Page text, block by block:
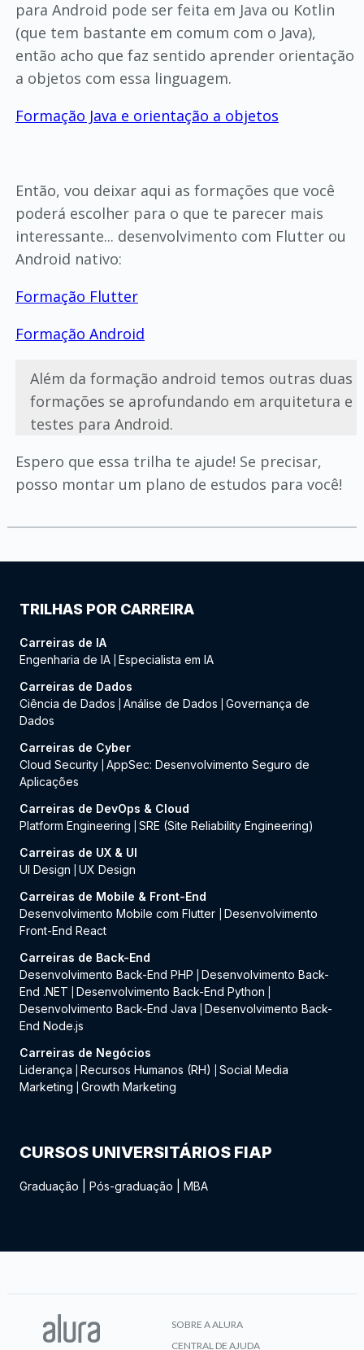
para Android pode ser feita em Java ou Kotlin
(que tem bastante em comum com o Java),
então acho que faz sentido aprender orientação
a objetos com essa linguagem.
Formação Java e orientação a objetos
Então, vou deixar aqui as formações que você
poderá escolher para o que te parecer mais
interessante... desenvolvimento com Flutter ou
Android nativo:
Formação Flutter
Formação Android
Além da formação android temos outras duas
formações se aprofundando em arquitetura e
testes para Android.
Espero que essa trilha te ajude! Se precisar,
posso montar um plano de estudos para você!
TRILHAS POR CARREIRA
Carreiras de IA
Engenharia de IA Especialista em IA
Carreiras de Dados
Ciência de Dados
Análise de Dados
Governança de
Dados
Carreiras de Cyber
Cloud Security AppSec: Desenvolvimento Seguro de
Aplicações
Carreiras de DevOps & Cloud
Platform Engineering
SRE (Site Reliability Engineering)
Carreiras de UX & UI
UI Design
UX Design
Carreiras de Mobile & Front-End
Desenvolvimento Mobile com Flutter
Desenvolvimento
Front-End React
Carreiras de Back-End
Desenvolvimento Back-End PHP
Desenvolvimento Back-
End .NET
Desenvolvimento Back-End Python
Desenvolvimento Back-End Java
Desenvolvimento Back-
End Node.js
Carreiras de Negócios
Liderança
Recursos Humanos (RH)
Social Media
Marketing
Growth Marketing
CURSOS UNIVERSITÁRIOS FIAP
Graduação Pós-graduação MBA
SOBRE A ALURA
CENTRAL DE AJUDA